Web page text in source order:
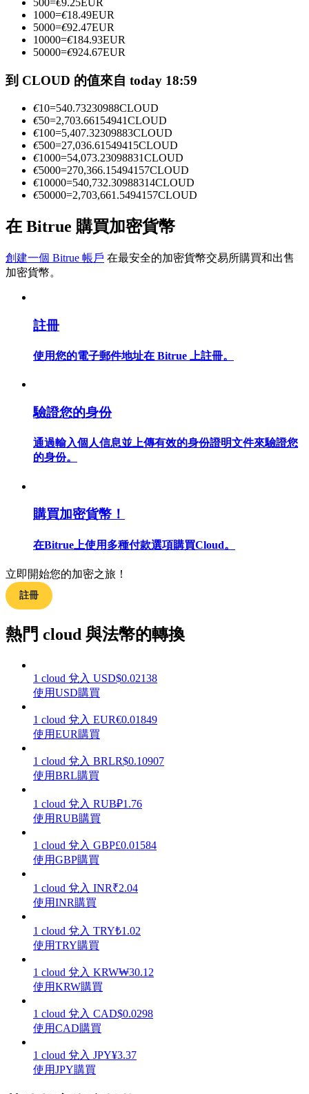
成為跟單交易員
包含交易情況等的大數據分析
合約指南
合約功能使用指南
交易策略
學習如何保持盈利
增值寶
使您的資產穩定增值
機槍池
一鍵質押鎖定高收益
1000=€18.49EUR
5000=€92.47EUR
10000=€184.93EUR
50000=€924.67EUR
到 CLOUD 的值來自 today 18:59
€10=540.73230988CLOUD
€50=2,703.66154941CLOUD
€100=5,407.32309883CLOUD
€500=27,036.61549415CLOUD
€1000=54,073.23098831CLOUD
€5000=270,366.15494157CLOUD
€10000=540,732.30988314CLOUD
€50000=2,703,661.5494157CLOUD
在 Bitrue 購買加密貨幣
創建一個 Bitrue 帳戶 在最安全的加密貨幣交易所購買和出售
加密貨幣。
註冊
使用您的電子郵件地址在 Bitrue 上註冊。
驗證您的身份
通過輸入個人信息並上傳有效的身份證明文件來驗證您
的身份。
購買加密貨幣！
在Bitrue上使用多種付款選項購買Cloud。
立即開始您的加密之旅！
註冊
熱門 cloud 與法幣的轉換
1 cloud 兌入 USD$0.02138
使用USD購買
1 cloud 兌入 EUR€0.01849
使用EUR購買
1 cloud 兌入 BRLR$0.10907
使用BRL購買
1 cloud 兌入 RUB₽1.76
使用RUB購買
1 cloud 兌入 GBP£0.01584
使用GBP購買
1 cloud 兌入 INR₹2.04
使用INR購買
1 cloud 兌入 TRY₺1.02
使用TRY購買
1 cloud 兌入 KRW₩30.12
使用KRW購買
1 cloud 兌入 CAD$0.0298
使用CAD購買
1 cloud 兌入 JPY¥3.37
使用JPY購買